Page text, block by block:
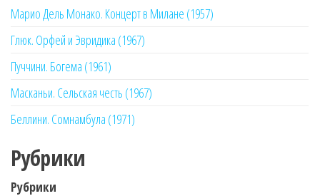
Марио Дель Монако. Концерт в Милане (1957)
Глюк. Орфей и Эвридика (1967)
Пуччини. Богема (1961)
Масканьи. Сельская честь (1967)
Беллини. Сомнамбула (1971)
Рубрики
Рубрики